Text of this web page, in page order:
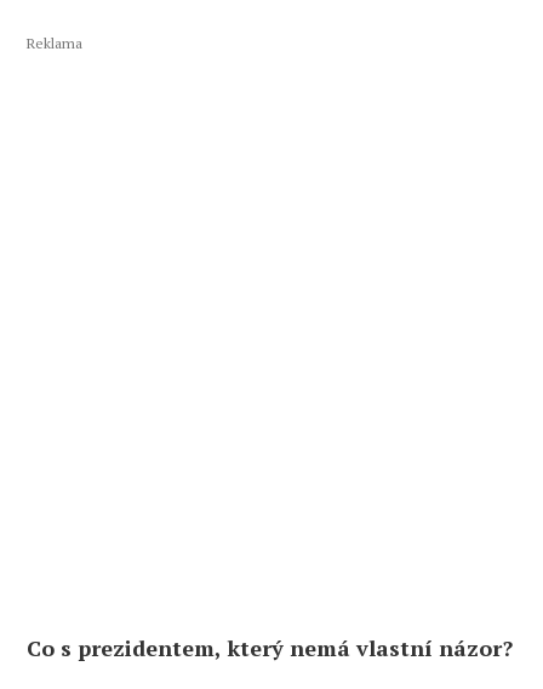
Reklama
Co s prezidentem, který nemá vlastní názor?